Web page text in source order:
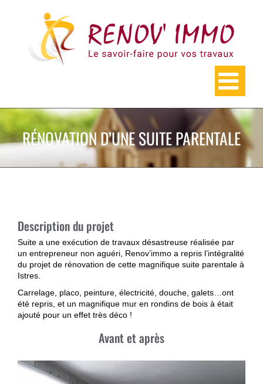
RÉNOVATION D’UNE SUITE PARENTALE
Description du projet
Suite a une exécution de travaux désastreuse réalisée par
un entrepreneur non aguéri, Renov’immo a repris l’intégralité
du projet de rénovation de cette magnifique suite parentale à
Istres.
Carrelage, placo, peinture, électricité, douche, galets…ont
été repris, et un magnifique mur en rondins de bois à était
ajouté pour un effet très déco !
Avant et après